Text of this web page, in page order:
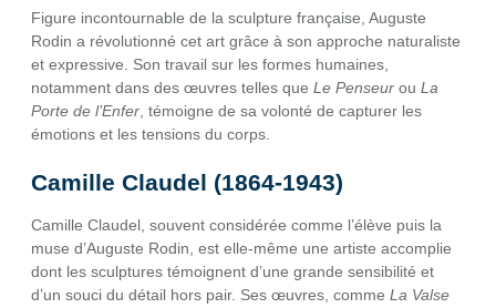
Figure incontournable de la sculpture française, Auguste
Rodin a révolutionné cet art grâce à son approche naturaliste
et expressive. Son travail sur les formes humaines,
notamment dans des œuvres telles que Le Penseur ou La
Porte de l’Enfer, témoigne de sa volonté de capturer les
émotions et les tensions du corps.
Camille Claudel (1864-1943)
Camille Claudel, souvent considérée comme l’élève puis la
muse d’Auguste Rodin, est elle-même une artiste accomplie
dont les sculptures témoignent d’une grande sensibilité et
d’un souci du détail hors pair. Ses œuvres, comme La Valse